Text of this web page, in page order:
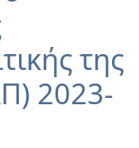
της
2023-